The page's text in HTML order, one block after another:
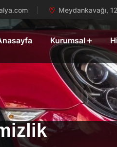
Meydankavağı,
Kurumsal